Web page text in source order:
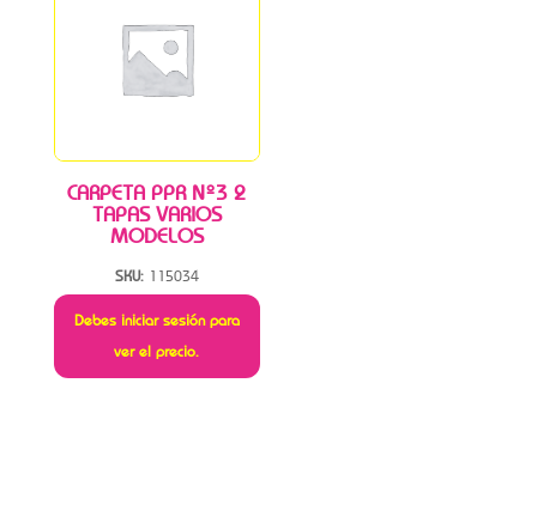
CARPETA PPR Nº3 2
TAPAS VARIOS
MODELOS
SKU: 115034
Debes iniciar sesión para
ver el precio.